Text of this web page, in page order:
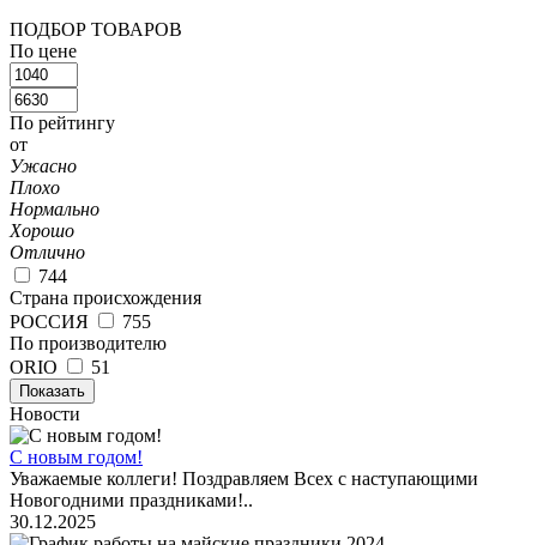
ПОДБОР ТОВАРОВ
По цене
По рейтингу
от
Ужасно
Плохо
Нормально
Хорошо
Отлично
744
Страна происхождения
РОССИЯ
755
По производителю
ORIO
51
Показать
Новости
С новым годом!
Уважаемые коллеги! Поздравляем Всех с наступающими
Новогодними праздниками!..
30.12.2025